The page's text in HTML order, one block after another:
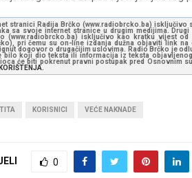
stranici Radija Brčko (www.radiobrcko.ba)
sa svoje internet stranice u drugim medijima.
(www.radiobrcko.ba) isključivo kao kratku vijest
pri čemu su on-line izdanja dužna objaviti link
dogovor o drugačijim uslovima. Radio Brčko je
koji dio teksta ili informacija iz teksta
će biti pokrenut pravni postupak pred Osnovnim
KORISNICI VEĆE NAKNADE
0